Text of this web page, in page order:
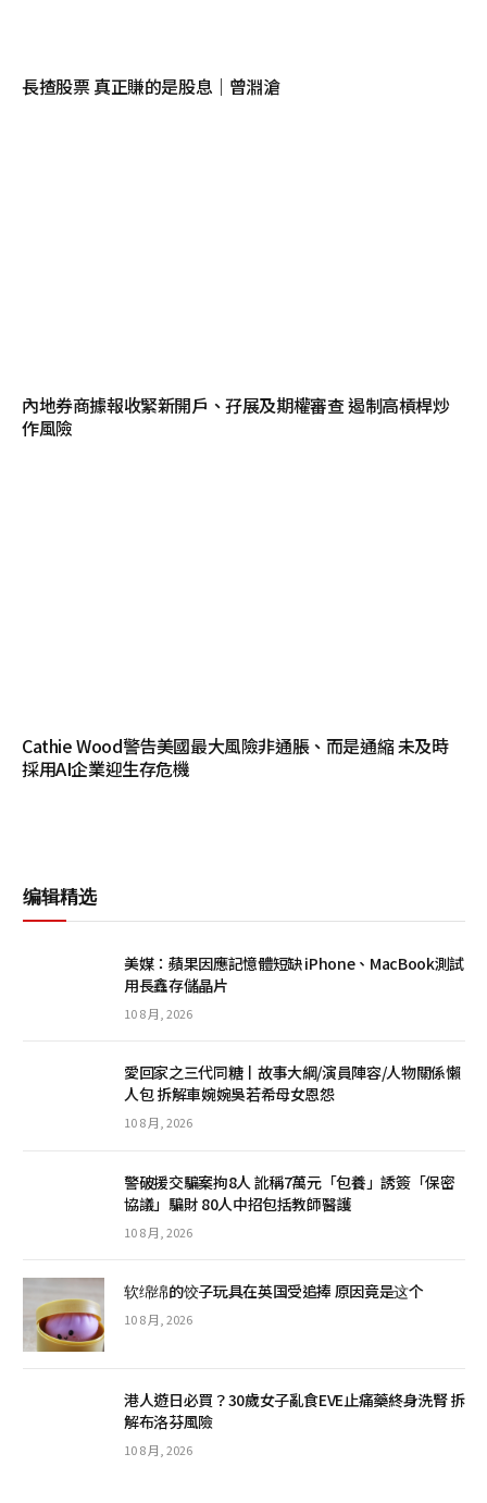
長揸股票 真正賺的是股息｜曾淵滄
內地券商據報收緊新開戶、孖展及期權審查 遏制高槓桿炒
作風險
Cathie Wood警告美國最大風險非通脹、而是通縮 未及時
採用AI企業迎生存危機
编辑精选
美媒：蘋果因應記憶體短缺 iPhone、MacBook測試
用長鑫存儲晶片
10 8 月, 2026
愛回家之三代同糖丨故事大綱/演員陣容/人物關係懶
人包 拆解車婉婉吳若希母女恩怨
10 8 月, 2026
警破援交騙案拘8人 訛稱7萬元「包養」誘簽「保密
協議」騙財 80人中招包括教師醫護
10 8 月, 2026
软绵绵的饺子玩具在英国受追捧 原因竟是这个
10 8 月, 2026
港人遊日必買？30歲女子亂食EVE止痛藥終身洗腎 拆
解布洛芬風險
10 8 月, 2026